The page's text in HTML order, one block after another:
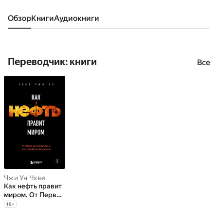
Обзор книги аудиокниги
Переводчик: книги Все
Чжи Ун Чхве
Как нефть правит
миром. От Первой
мировой войны до
18+